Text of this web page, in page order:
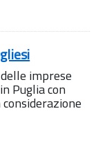
imprese
Puglia con